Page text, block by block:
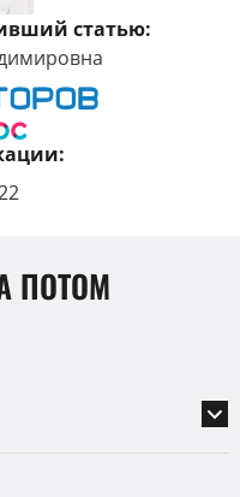
статью:
ПОТОМ